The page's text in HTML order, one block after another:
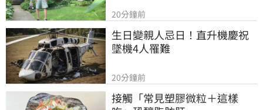
20分鐘前
生日變親人忌日！直升機慶祝
墜機4人罹難
20分鐘前
接觸「常見塑膠微粒＋這樣